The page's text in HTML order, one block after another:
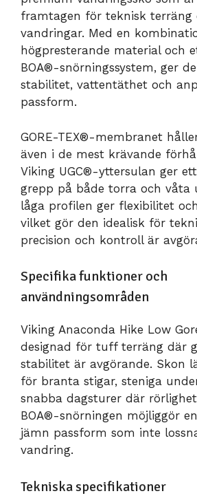
framtagen för teknisk terräng
vandringar. Med en
högpresterande material och
BOA®-snörningssystem, ger
stabilitet, vattentäthet och
passform.
GORE-TEX®-membranet
även i de mest krävande
Viking UGC®-yttersulan ger
grepp på både torra och våta
låga profilen ger flexibilitet
vilket gör den idealisk för
precision och kontroll är
Specifika funktioner och
användningsområden
Viking Anaconda Hike Low
designad för tuff terräng där
stabilitet är avgörande. Skon
för branta stigar, steniga
snabba dagsturer där
BOA®-snörningen möjliggör
jämn passform som inte
vandring.
Tekniska specifikationer